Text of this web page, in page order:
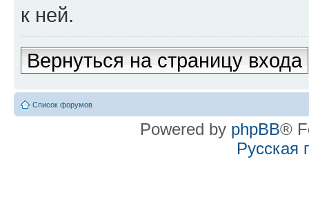
к ней.
Вернуться на страницу входа
Список форумов
Powered by phpBB®
Русская